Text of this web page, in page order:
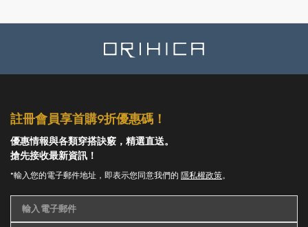
註冊會員享首購9折優惠碼！
優惠情報與各類穿搭訣竅，精選直送。
搶先接收最新資訊！
*輸入您的電子郵件地址，即表示您同意我們的 隱私權政策。
輸入電子郵件